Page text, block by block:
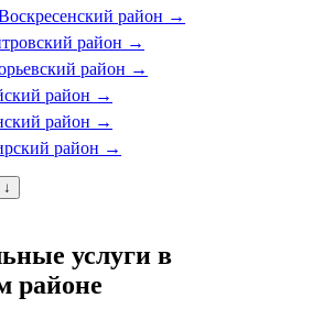
район →
район →
район →
район →
район →
район →
↓
услуги в
районе